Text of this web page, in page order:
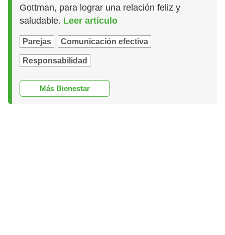
Gottman, para lograr una relación feliz y
saludable. Leer artículo
Parejas Comunicación efectiva
Responsabilidad
Más Bienestar